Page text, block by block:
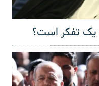
یک تفکر است؟